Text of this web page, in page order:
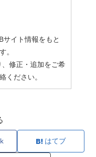
サイト情報をもと
。
修正・追加をご希
ください。
はてブ